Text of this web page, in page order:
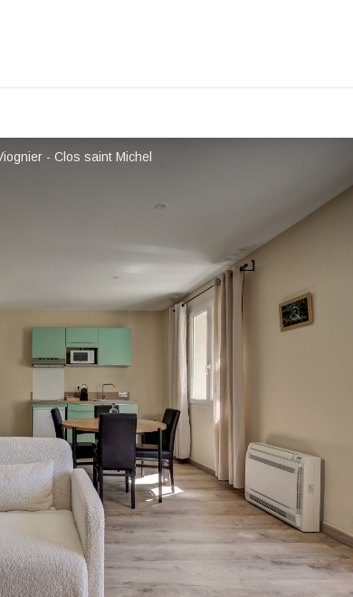
- Clos saint Michel